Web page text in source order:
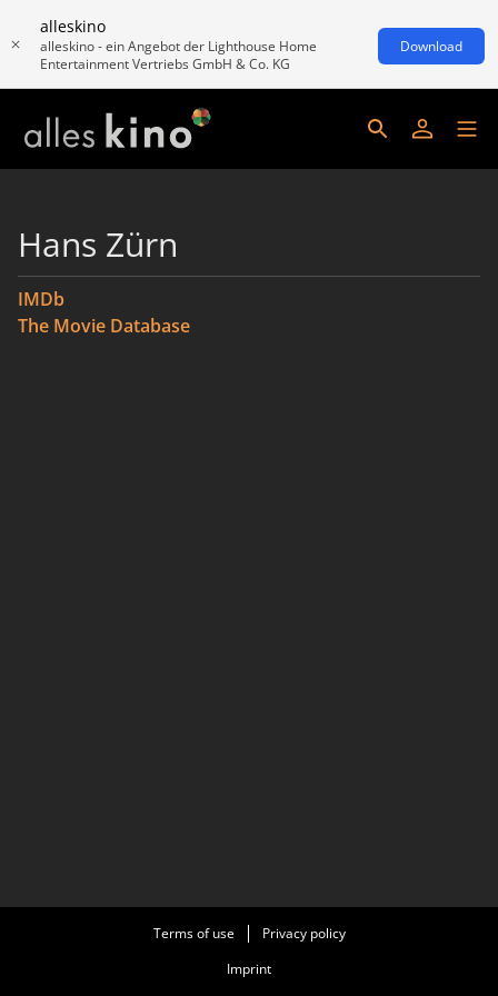
alleskino
alleskino - ein Angebot der Lighthouse Home
Entertainment Vertriebs GmbH & Co. KG
Download
Hans Zürn
IMDb
The Movie Database
Terms of use
Privacy policy
Imprint